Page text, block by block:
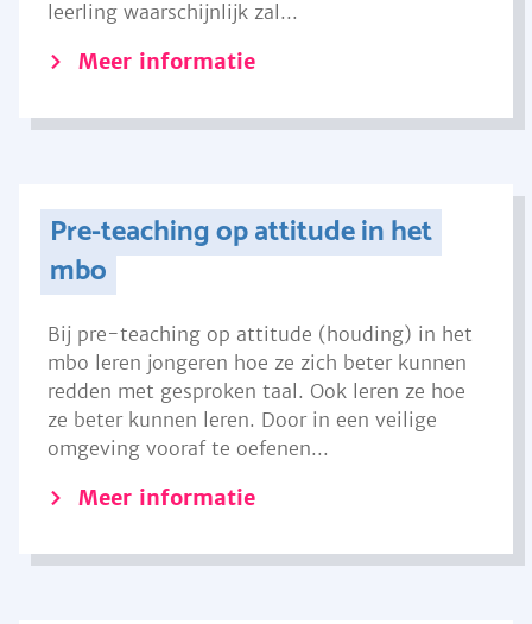
leerling waarschijnlijk zal...
Meer informatie
Pre-teaching op attitude in het
mbo
Bij pre-teaching op attitude (houding) in het
mbo leren jongeren hoe ze zich beter kunnen
redden met gesproken taal. Ook leren ze hoe
ze beter kunnen leren. Door in een veilige
omgeving vooraf te oefenen...
Meer informatie